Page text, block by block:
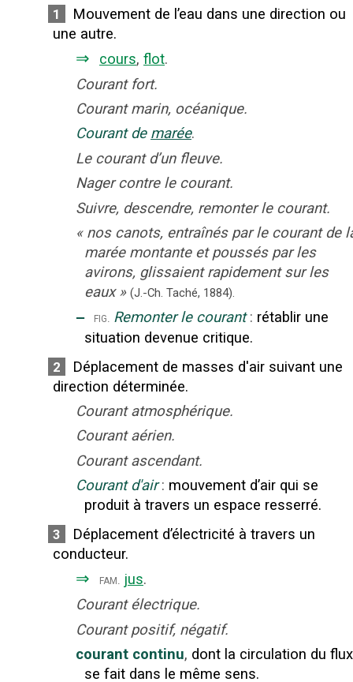
1
Mouvement de l’eau dans une direction ou
une autre.
⇒ cours, flot.
Courant fort.
Courant marin, océanique.
Courant de marée.
Le courant d’un fleuve.
Nager contre le courant.
Suivre, descendre, remonter le courant.
« nos canots, entraînés par le courant de
marée montante et poussés par les
avirons, glissaient rapidement sur les
eaux » (J.-Ch. Taché, 1884).
‒ fig. Remonter le courant : rétablir une
situation devenue critique.
2
Déplacement de masses d'air suivant une
direction déterminée.
Courant atmosphérique.
Courant aérien.
Courant ascendant.
Courant d'air : mouvement d’air qui se
produit à travers un espace resserré.
3
Déplacement d’électricité à travers un
conducteur.
⇒ fam. jus.
Courant électrique.
Courant positif, négatif.
courant continu, dont la circulation du flux
se fait dans le même sens.